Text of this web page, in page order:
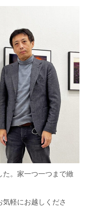
た。家一つ一つまで緻
軽にお越しくださ